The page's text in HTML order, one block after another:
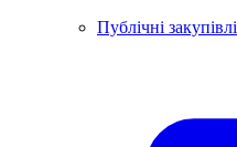
Публічні закупівлі